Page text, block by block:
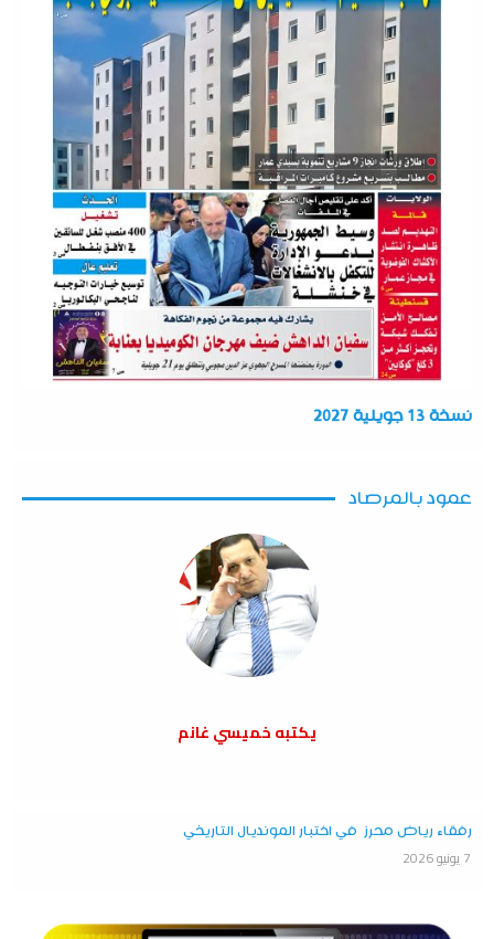
نسخة 13 جويلية 2027
عمود بالمرصاد
يكتبه خميسي غانم
رفقاء رياض محرز في اختبار المونديال التاريخي
7 يونيو 2026